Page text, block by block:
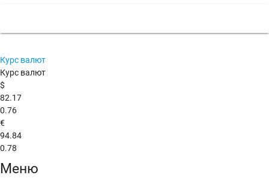
Курс валют
Курс валют
$
82.17
0.76
€
94.84
0.78
Меню